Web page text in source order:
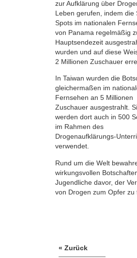
zur Aufklärung über
Leben gerufen, indem die
Spots im nationalen
von Panama regelmäßig
Hauptsendezeit
wurden und auf diese
2 Millionen Zuschauer
In Taiwan wurden die
gleichermaßen im
Fernsehen an 5 Millionen
Zuschauer ausgestrahlt.
werden dort auch in 500
im Rahmen des
Drogenaufklärungs-
verwendet.
Rund um die Welt
wirkungsvollen
Jugendliche davor, der
von Drogen zum Opfer zu
« Zurück